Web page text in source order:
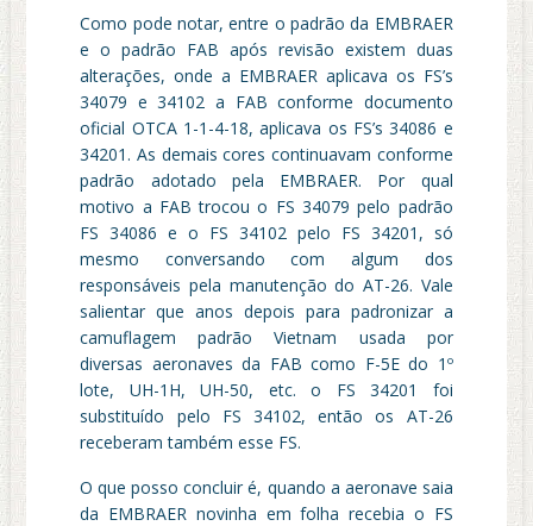
Como pode notar, entre o padrão da EMBRAER
e o padrão FAB após revisão existem duas
alterações, onde a EMBRAER aplicava os FS’s
34079 e 34102 a FAB conforme documento
oficial OTCA 1-1-4-18, aplicava os FS’s 34086 e
34201. As demais cores continuavam conforme
padrão adotado pela EMBRAER. Por qual
motivo a FAB trocou o FS 34079 pelo padrão
FS 34086 e o FS 34102 pelo FS 34201, só
mesmo conversando com algum dos
responsáveis pela manutenção do AT-26. Vale
salientar que anos depois para padronizar a
camuflagem padrão Vietnam usada por
diversas aeronaves da FAB como F-5E do 1º
lote, UH-1H, UH-50, etc. o FS 34201 foi
substituído pelo FS 34102, então os AT-26
receberam também esse FS.
O que posso concluir é, quando a aeronave saia
da EMBRAER novinha em folha recebia o FS